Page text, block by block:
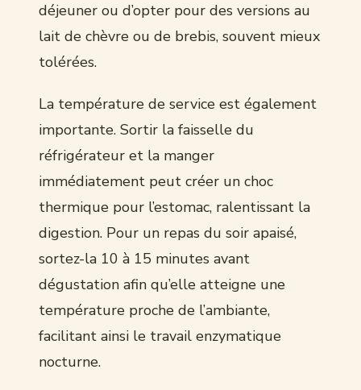
déjeuner ou d’opter pour des versions au
lait de chèvre ou de brebis, souvent mieux
tolérées.
La température de service est également
importante. Sortir la faisselle du
réfrigérateur et la manger
immédiatement peut créer un choc
thermique pour l’estomac, ralentissant la
digestion. Pour un repas du soir apaisé,
sortez-la 10 à 15 minutes avant
dégustation afin qu’elle atteigne une
température proche de l’ambiante,
facilitant ainsi le travail enzymatique
nocturne.